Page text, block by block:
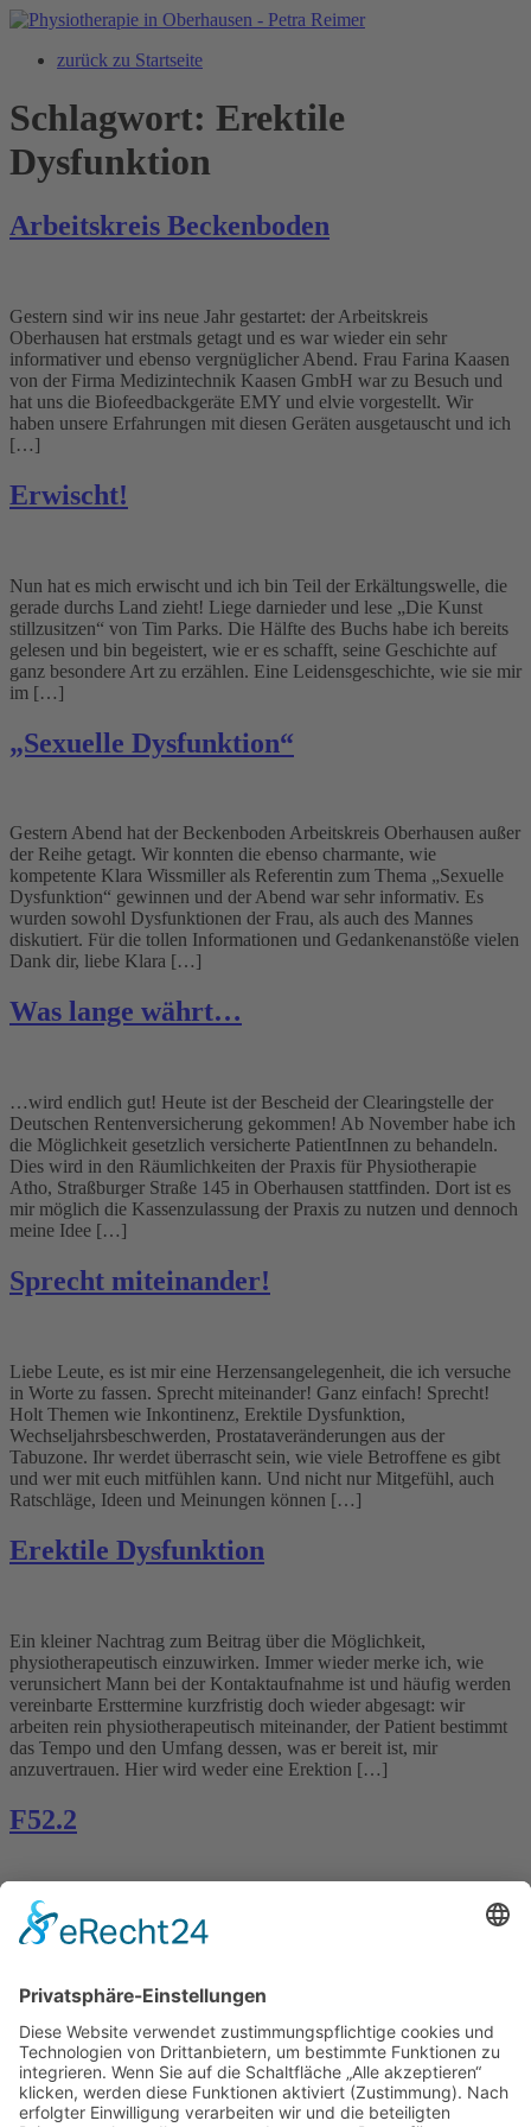
Zum
springenzurück zu Startseite
Schlagwort: Erektile
Dysfunktion
Arbeitskreis Beckenboden
Gestern sind wir ins neue Jahr gestartet: der Arbeitskreis
Oberhausen hat erstmals getagt und es war wieder ein sehr
informativer und ebenso vergnüglicher Abend. Frau Farina Kaasen
von der Firma Medizintechnik Kaasen GmbH war zu Besuch und
hat uns die Biofeedbackgeräte EMY und elvie vorgestellt. Wir
haben unsere Erfahrungen mit diesen Geräten ausgetauscht und ich
[…]
Erwischt!
Nun hat es mich erwischt und ich bin Teil der Erkältungswelle, die
gerade durchs Land zieht! Liege darnieder und lese „Die Kunst
stillzusitzen“ von Tim Parks. Die Hälfte des Buchs habe ich bereits
gelesen und bin begeistert, wie er es schafft, seine Geschichte auf
ganz besondere Art zu erzählen. Eine Leidensgeschichte, wie sie mir
im […]
„Sexuelle Dysfunktion“
Gestern Abend hat der Beckenboden Arbeitskreis Oberhausen außer
der Reihe getagt. Wir konnten die ebenso charmante, wie
kompetente Klara Wissmiller als Referentin zum Thema „Sexuelle
Dysfunktion“ gewinnen und der Abend war sehr informativ. Es
wurden sowohl Dysfunktionen der Frau, als auch des Mannes
diskutiert. Für die tollen Informationen und Gedankenanstöße vielen
Dank dir, liebe Klara […]
Was lange währt…
…wird endlich gut! Heute ist der Bescheid der Clearingstelle der
Deutschen Rentenversicherung gekommen! Ab November habe ich
die Möglichkeit gesetzlich versicherte PatientInnen zu behandeln.
Dies wird in den Räumlichkeiten der Praxis für Physiotherapie
Atho, Straßburger Straße 145 in Oberhausen stattfinden. Dort ist es
mir möglich die Kassenzulassung der Praxis zu nutzen und dennoch
meine Idee […]
Sprecht miteinander!
Liebe Leute, es ist mir eine Herzensangelegenheit, die ich versuche
in Worte zu fassen. Sprecht miteinander! Ganz einfach! Sprecht!
Holt Themen wie Inkontinenz, Erektile Dysfunktion,
Wechseljahrsbeschwerden, Prostataveränderungen aus der
Tabuzone. Ihr werdet überrascht sein, wie viele Betroffene es gibt
und wer mit euch mitfühlen kann. Und nicht nur Mitgefühl, auch
Ratschläge, Ideen und Meinungen können […]
Erektile Dysfunktion
Ein kleiner Nachtrag zum Beitrag über die Möglichkeit,
physiotherapeutisch einzuwirken. Immer wieder merke ich, wie
verunsichert Mann bei der Kontaktaufnahme ist und häufig werden
vereinbarte Ersttermine kurzfristig doch wieder abgesagt: wir
arbeiten rein physiotherapeutisch miteinander, der Patient bestimmt
das Tempo und den Umfang dessen, was er bereit ist, mir
anzuvertrauen. Hier wird weder eine Erektion […]
F52.2
Heute möchte ich mich mal an die Männer unter uns wenden. F52.2
– Versagen genitaler Reaktionen – erektile Dysfunktion Wenn man
Nervenschädigungen, Nebenwirkung von verschiedenen
Wirbelsäulenmobilität. Und auch bei den möglichen
Therapieansätzen bleibt die Physiotherapie […]
Symposium „Becken im Fokus“